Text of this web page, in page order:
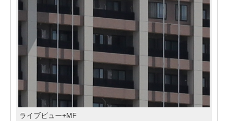
ライブビュー+MF